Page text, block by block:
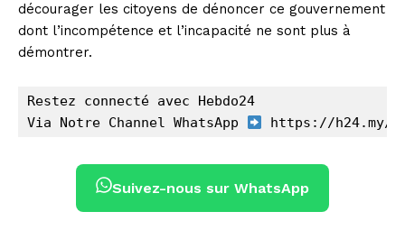
décourager les citoyens de dénoncer ce gouvernement
dont l’incompétence et l’incapacité ne sont plus à
démontrer.
Restez connecté avec Hebdo24
Via Notre Channel WhatsApp
https://h24.my/
Suivez-nous sur WhatsApp